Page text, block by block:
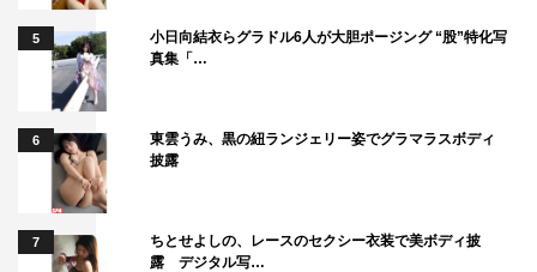
5
小日向結衣らグラドル6人が大胆ポージング “股”特化写
真集「…
6
東雲うみ、黒の紐ランジェリー姿でグラマラスボディ
披露
7
ちとせよしの、レースのセクシー衣装で美ボディ披
露 デジタル写…